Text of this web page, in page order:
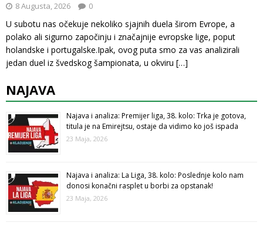
8 Augusta, 2026 0
U subotu nas očekuje nekoliko sjajnih duela širom Evrope, a
polako ali sigurno započinju i značajnije evropske lige, poput
holandske i portugalske.Ipak, ovog puta smo za vas analizirali
jedan duel iz švedskog šampionata, u okviru […]
NAJAVA
Najava i analiza: Premijer liga, 38. kolo: Trka je gotova,
titula je na Emirejtsu, ostaje da vidimo ko još ispada
23 Maja, 2026
Najava i analiza: La Liga, 38. kolo: Poslednje kolo nam
donosi konačni rasplet u borbi za opstanak!
23 Maja, 2026